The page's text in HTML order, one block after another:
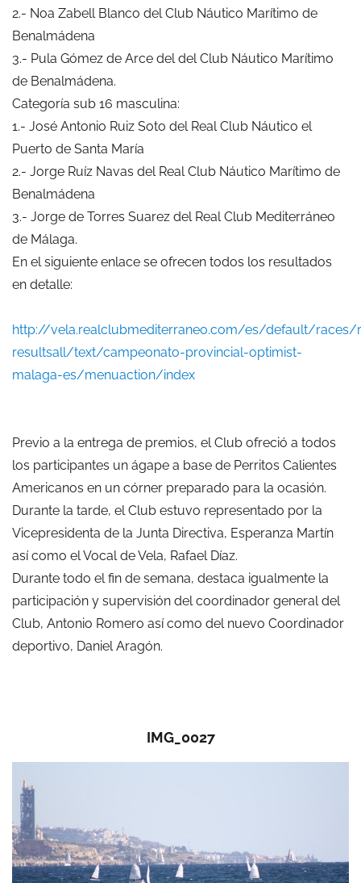
2.- Noa Zabell Blanco del Club Náutico Marítimo de
Benalmádena
3.- Pula Gómez de Arce del del Club Náutico Marítimo
de Benalmádena.
Categoría sub 16 masculina:
1.- José Antonio Ruiz Soto del Real Club Náutico el
Puerto de Santa María
2.- Jorge Ruíz Navas del Real Club Náutico Marítimo de
Benalmádena
3.- Jorge de Torres Suarez del Real Club Mediterráneo
de Málaga.
En el siguiente enlace se ofrecen todos los resultados
en detalle:
http://vela.realclubmediterraneo.com/es/default/races/
resultsall/text/campeonato-provincial-optimist-
malaga-es/menuaction/index
Previo a la entrega de premios, el Club ofreció a todos
los participantes un ágape a base de Perritos Calientes
Americanos en un córner preparado para la ocasión.
Durante la tarde, el Club estuvo representado por la
Vicepresidenta de la Junta Directiva, Esperanza Martín
así como el Vocal de Vela, Rafael Díaz.
Durante todo el fin de semana, destaca igualmente la
participación y supervisión del coordinador general del
Club, Antonio Romero así como del nuevo Coordinador
deportivo, Daniel Aragón.
IMG_0027